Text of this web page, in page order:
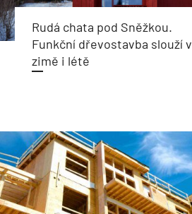
Rudá chata pod Sněžkou.
Funkční dřevostavba slouží v
zimě i létě